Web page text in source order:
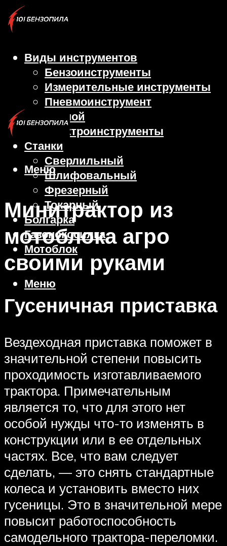
Виды инструментов
Бензоинструменты
Измерительные инструменты
Пневмоинструмент
Ручной
Электроинструменты
Станки
Сверлильный
Шлифовальный
Фрезерный
Токарный
Болгарка
Газонокосилка
Мотоблок
Меню
Меню
Минитрактор из
мотоблока агро
своими руками
Гусеничная приставка
Вездеходная приставка поможет в
значительной степени повысить
проходимость изготавливаемого
трактора. Примечательным
является то, что для этого нет
особой нужды что-то изменять в
конструкции или в ее отдельных
частях. Все, что вам следует
сделать, — это снять стандартные
колеса и установить вместо них
гусеницы. Это в значительной мере
повысит работоспособность
самодельного трактора-переломки.